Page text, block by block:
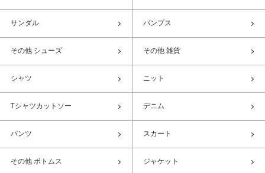
サンダル パンプス
その他 シューズ その他 雑貨
シャツ ニット
Tシャツカットソー デニム
パンツ スカート
その他 ボトムス ジャケット